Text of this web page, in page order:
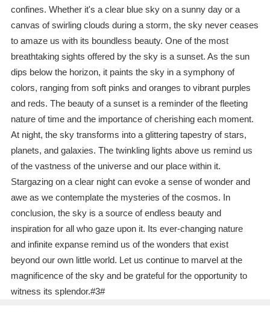
confines. Whether it's a clear blue sky on a sunny day or a
canvas of swirling clouds during a storm, the sky never ceases
to amaze us with its boundless beauty. One of the most
breathtaking sights offered by the sky is a sunset. As the sun
dips below the horizon, it paints the sky in a symphony of
colors, ranging from soft pinks and oranges to vibrant purples
and reds. The beauty of a sunset is a reminder of the fleeting
nature of time and the importance of cherishing each moment.
At night, the sky transforms into a glittering tapestry of stars,
planets, and galaxies. The twinkling lights above us remind us
of the vastness of the universe and our place within it.
Stargazing on a clear night can evoke a sense of wonder and
awe as we contemplate the mysteries of the cosmos. In
conclusion, the sky is a source of endless beauty and
inspiration for all who gaze upon it. Its ever-changing nature
and infinite expanse remind us of the wonders that exist
beyond our own little world. Let us continue to marvel at the
magnificence of the sky and be grateful for the opportunity to
witness its splendor.#3#